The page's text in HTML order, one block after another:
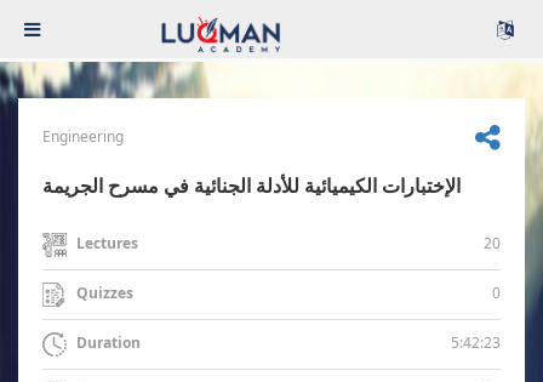
Engineering
الإختبارات الكيميائية للأدلة الجنائية في مسرح الجريمة
Lectures 20
Quizzes 0
Duration 5:42:23